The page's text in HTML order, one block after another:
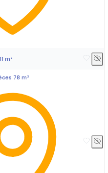
m²
78 m²